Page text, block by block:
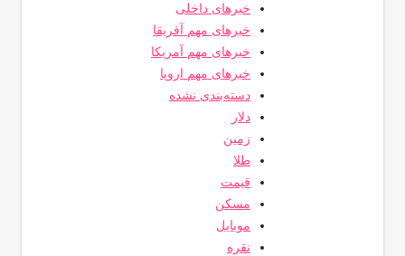
خبرهای داخلی
خبرهای مهم آفریقا
خبرهای مهم آمریکا
خبرهای مهم اروپا
دسته‌بندی نشده
دلار
زمین
طلا
قیمت
مسکن
موبایل
نقره